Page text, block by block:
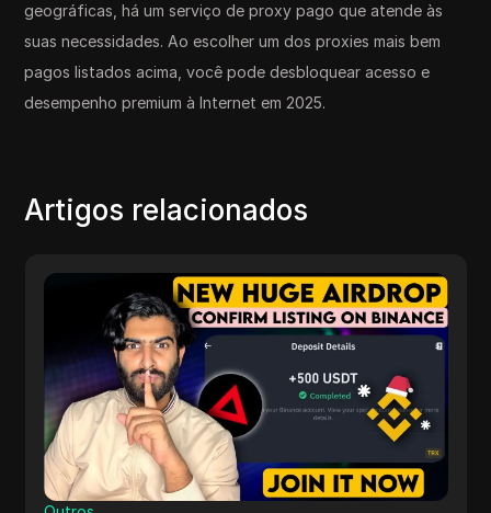
geográficas, há um serviço de proxy pago que atende às
suas necessidades. Ao escolher um dos proxies mais bem
pagos listados acima, você pode desbloquear acesso e
desempenho premium à Internet em 2025.
Artigos relacionados